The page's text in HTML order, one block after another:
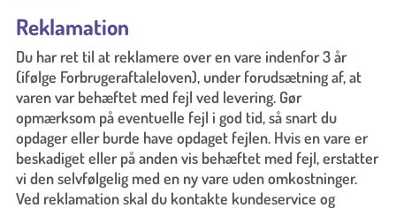
Reklamation
Du har ret til at reklamere over en vare indenfor 3 år
(ifølge Forbrugeraftaleloven), under forudsætning af, at
varen var behæftet med fejl ved levering. Gør
opmærksom på eventuelle fejl i god tid, så snart du
opdager eller burde have opdaget fejlen. Hvis en vare er
beskadiget eller på anden vis behæftet med fejl, erstatter
vi den selvfølgelig med en ny vare uden omkostninger.
Ved reklamation skal du kontakte kundeservice og